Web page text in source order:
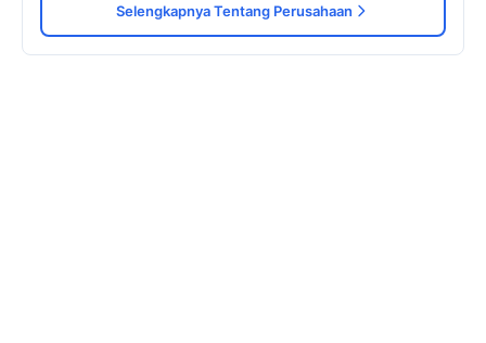
Selengkapnya Tentang Perusahaan